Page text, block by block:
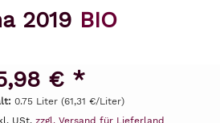
2019 BIO
€ *
0.75 Liter (61,31 €/Liter)
USt. zzgl. Versand für Lieferland